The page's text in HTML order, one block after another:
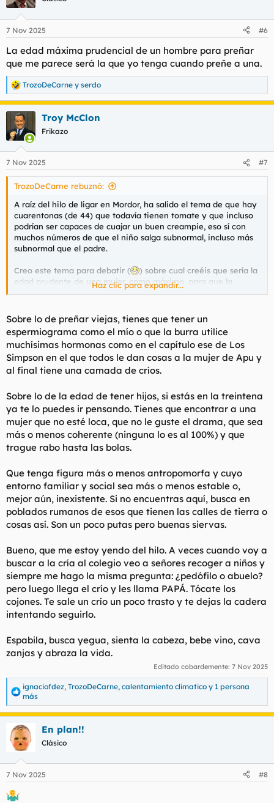
i
e
:
7 Nov 2025 #6
La edad máxima prudencial de un hombre para preñar
que me parece será la que yo tenga cuando preñe a una.
R
e
a
c
i
e
s
TrozoDeCarne y serdo
Troy McClon
Frikazo
7 Nov 2025 #7
TrozoDeCarne rebuznó:
A raíz del hilo de ligar en Mordor, ha salido el tema de que hay
cuarentonas (de 44) que todavía tienen tomate y que incluso
podrían ser capaces de cuajar un buen creampie, eso sí con
muchos números de que el niño salga subnormal, incluso más
subnormal que el padre.
Creo este tema para debatir (
) sobre cual creéis que sería la
edad prudente de una mujer, como máximo, para que la
probabilidades de que el niño salga más retrasado que Ferris
Pero sobre todo me interesa saber vuestra opinión acerca de
la edad prudencial máxima de los hombres para preñar
mujeres, algo a lo que a veces pareciera que no le damos tanta
importancia, pero que hay estudios que indican que cuanto
más mayor el hombre, más subnormal el niño también.
Está menos estudiado que en el caso de las mujeres, por eso
hay un consenso menos claro al respecto, y precisamente por
eso me parece un debate más interesante.
Lo que sí me consta es que hay bastante gente que tiene claro
que querer ser padre a partir de cierta edad es éticamente
sino porque cuando la larva tenga 10 o 15 años tú serás un
carcamal con todos los problemas que eso implica.
Admito que a mí, aún estando todavía en la treintena, es un
tema que me preocupa, porque soy CASI igual de subnormal
que Ferris y estoy CASI igual de perdido en la vida que el, y
los 80, que me estoy agobiando con que se me pase el arroz.
Así que tema serio, hijos de puta.
Spoiler
Haz clic para expandir...
Sobre lo de preñar viejas, tienes que tener un
espermiograma como el mío o que la burra utilice
muchísimas hormonas como en el capítulo ese de Los
Simpson en el que todos le dan cosas a la mujer de Apu y
al final tiene una camada de críos.
Sobre lo de la edad de tener hijos, si estás en la treintena
ya te lo puedes ir pensando. Tienes que encontrar a una
mujer que no esté loca, que no le guste el drama, que sea
más o menos coherente (ninguna lo es al 100%) y que
trague rabo hasta las bolas.
Que tenga figura más o menos antropomorfa y cuyo
entorno familiar y social sea más o menos estable o,
mejor aún, inexistente. Si no encuentras aquí, busca en
poblados rumanos de esos que tienen las calles de tierra o
cosas así. Son un poco putas pero buenas siervas.
Bueno, que me estoy yendo del hilo. A veces cuando voy a
buscar a la cría al colegio veo a señores recoger a niños y
siempre me hago la misma pregunta: ¿pedófilo o abuelo?
pero luego llega el crío y les llama PAPÁ. Tócate los
cojones. Te sale un crío un poco trasto y te dejas la cadera
intentando seguirlo.
Espabila, busca yegua, sienta la cabeza, bebe vino, cava
zanjas y abraza la vida.
Editado cobardemente: 7 Nov 2025
R
e
a
c
i
n
e
s
:
ignaciofdez, TrozoDeCarne, calentamiento climatico y 1 persona
más
En plan!!
Clásico
7 Nov 2025 #8